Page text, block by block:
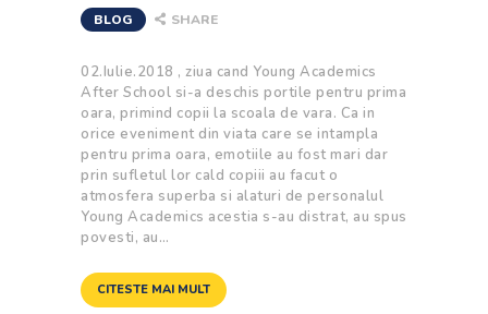
BLOG SHARE
02.Iulie.2018 , ziua cand Young Academics
After School si-a deschis portile pentru prima
oara, primind copii la scoala de vara. Ca in
orice eveniment din viata care se intampla
pentru prima oara, emotiile au fost mari dar
prin sufletul lor cald copiii au facut o
atmosfera superba si alaturi de personalul
Young Academics acestia s-au distrat, au spus
povesti, au…
CITESTE MAI MULT